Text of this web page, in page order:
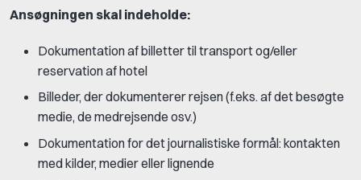
Ansøgningen skal indeholde:
Dokumentation af billetter til transport og/eller
reservation af hotel
Billeder, der dokumenterer rejsen (f.eks. af det besøgte
medie, de medrejsende osv.)
Dokumentation for det journalistiske formål: kontakten
med kilder, medier eller lignende